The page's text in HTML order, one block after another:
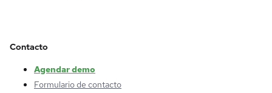
Contacto
Agendar demo
Formulario de contacto